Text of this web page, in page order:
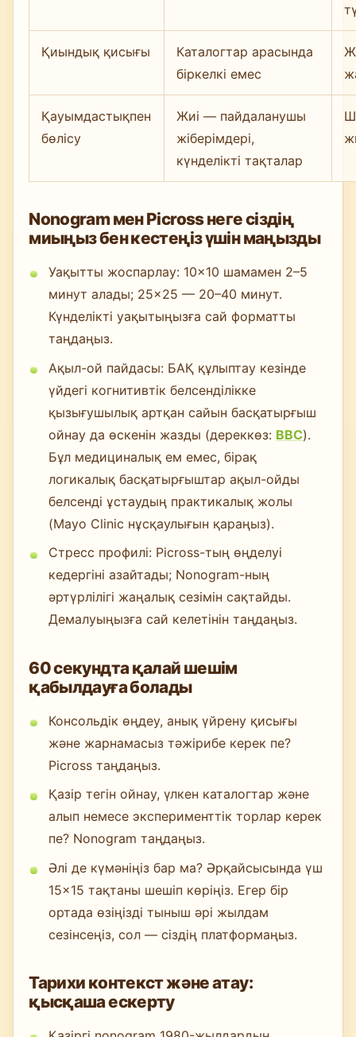
Қиындық қисығы
Каталогтар арасында
біркелкі емес
Қауымдастықпен
бөлісу
Жиі — пайдаланушы
жіберімдері,
күнделікті тақталар
Nonogram мен Picross неге сіздің
миыңыз бен кестеңіз үшін маңызды
Уақытты жоспарлау: 10×10 шамамен 2–5
минут алады; 25×25 — 20–40 минут.
Күнделікті уақытыңызға сай форматты
таңдаңыз.
Ақыл-ой пайдасы: БАҚ құлыптау кезінде
үйдегі когнитивтік белсенділікке
қызығушылық артқан сайын басқатырғыш
ойнау да өскенін жазды (дереккөз: BBC).
Бұл медициналық ем емес, бірақ
логикалық басқатырғыштар ақыл-ойды
белсенді ұстаудың практикалық жолы
(Mayo Clinic нұсқаулығын қараңыз).
Стресс профилі: Picross-тың өңделуі
кедергіні азайтады; Nonogram-ның
әртүрлілігі жаңалық сезімін сақтайды.
Демалуыңызға сай келетінін таңдаңыз.
60 секундта қалай шешім
қабылдауға болады
Консольдік өңдеу, анық үйрену қисығы
және жарнамасыз тәжірибе керек пе?
Picross таңдаңыз.
Қазір тегін ойнау, үлкен каталогтар және
алып немесе эксперименттік торлар керек
пе? Nonogram таңдаңыз.
Әлі де күмәніңіз бар ма? Әрқайсысында үш
15×15 тақтаны шешіп көріңіз. Егер бір
ортада өзіңізді тыныш әрі жылдам
сезінсеңіз, сол — сіздің платформаңыз.
Тарихи контекст және атау:
қысқаша ескерту